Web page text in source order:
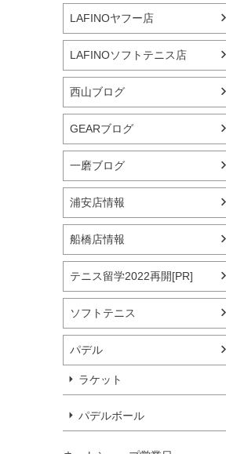
LAFINOヤフー店
LAFINOソフトテニス店
西山ブログ
GEARブログ
一磨ブログ
浦安店情報
船橋店情報
テニス留学2022再開[PR]
ソフトテニス
パデル
ラケット
パデルボール